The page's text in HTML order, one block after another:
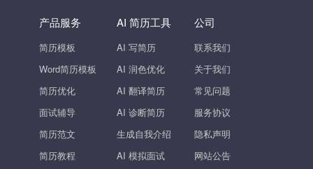
产品服务
简历模板
Word简历模板
简历优化
面试辅导
简历范文
简历教程
AI 简历工具
AI 写简历
AI 润色优化
AI 翻译简历
AI 诊断简历
生成自我介绍
AI 模拟面试
公司
联系我们
关于我们
常见问题
服务协议
隐私声明
网站公告